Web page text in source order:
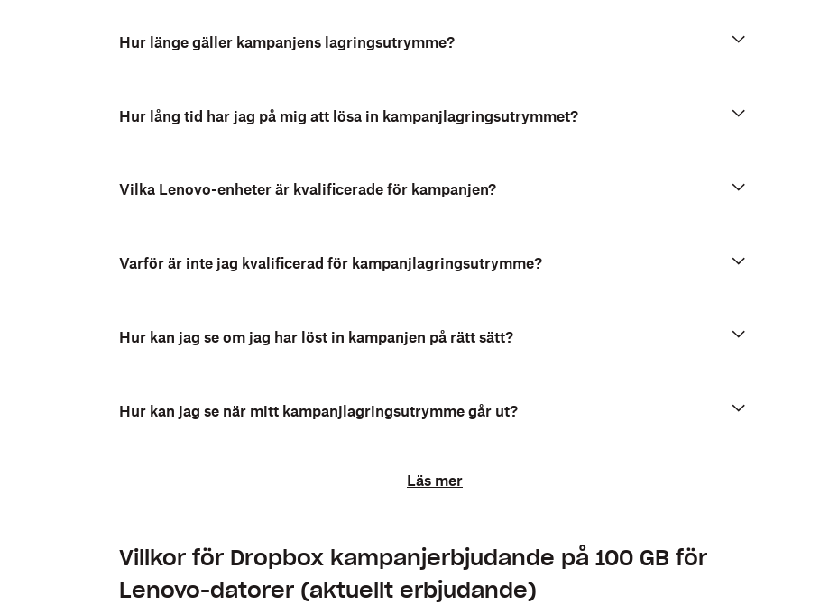
Hur länge gäller kampanjens lagringsutrymme?
Hur lång tid har jag på mig att lösa in kampanjlagringsutrymmet?
Vilka Lenovo-enheter är kvalificerade för kampanjen?
Varför är inte jag kvalificerad för kampanjlagringsutrymme?
Hur kan jag se om jag har löst in kampanjen på rätt sätt?
Hur kan jag se när mitt kampanjlagringsutrymme går ut?
Läs mer
Villkor för Dropbox kampanjerbjudande på 100 GB för
Lenovo-datorer (aktuellt erbjudande)